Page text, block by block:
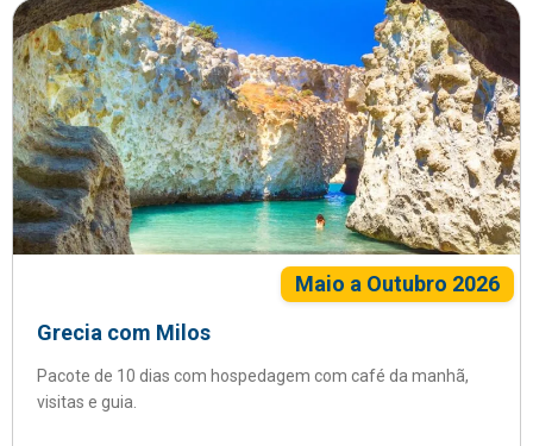
Maio a Outubro 2026
Grecia com Milos
Pacote de 10 dias com hospedagem com café da manhã,
visitas e guia.